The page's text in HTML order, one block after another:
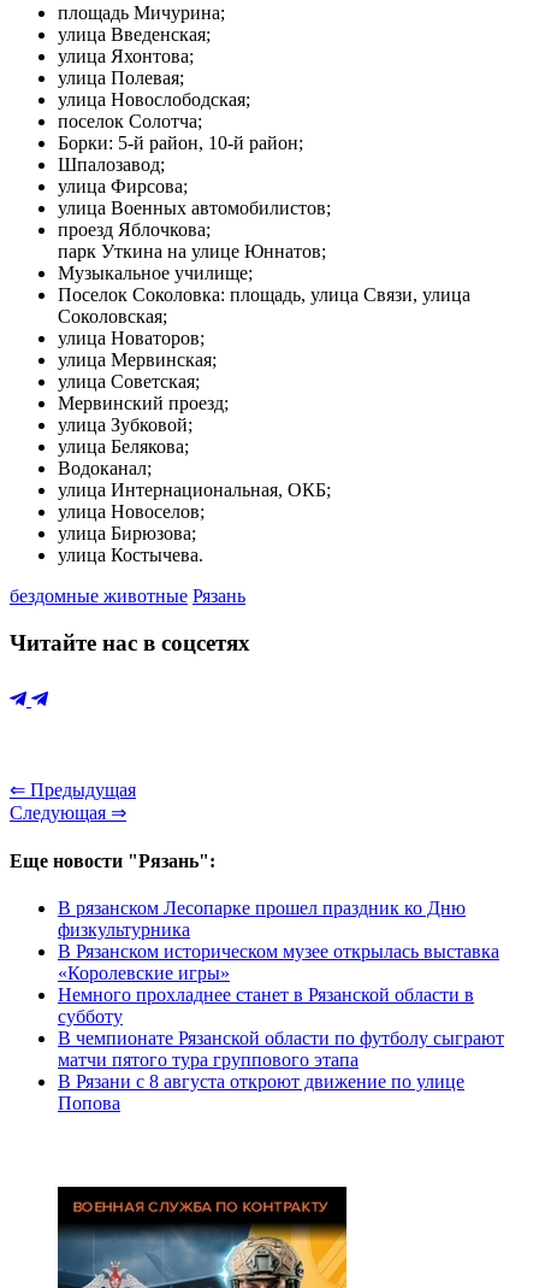
площадь Мичурина;
улица Введенская;
улица Яхонтова;
улица Полевая;
улица Новослободская;
поселок Солотча;
Борки: 5-й район, 10-й район;
Шпалозавод;
улица Фирсова;
улица Военных автомобилистов;
проезд Яблочкова;
парк Уткина на улице Юннатов;
Музыкальное училище;
Поселок Соколовка: площадь, улица Связи, улица
Соколовская;
улица Новаторов;
улица Мервинская;
улица Советская;
Мервинский проезд;
улица Зубковой;
улица Белякова;
Водоканал;
улица Интернациональная, ОКБ;
улица Новоселов;
улица Бирюзова;
улица Костычева.
бездомные животные Рязань
Читайте нас в соцсетях
⇐ Предыдущая
Следующая ⇒
Еще новости "Рязань":
В рязанском Лесопарке прошел праздник ко Дню
физкультурника
В Рязанском историческом музее открылась выставка
«Королевские игры»
Немного прохладнее станет в Рязанской области в
субботу
В чемпионате Рязанской области по футболу сыграют
матчи пятого тура группового этапа
В Рязани с 8 августа откроют движение по улице
Попова